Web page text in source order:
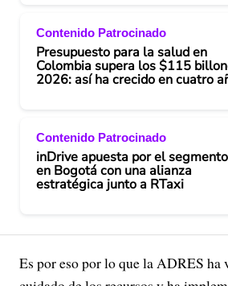
Contenido Patrocinado
Presupuesto para la salud en
Colombia supera los $115
2026: así ha crecido en cuatro
Contenido Patrocinado
inDrive apuesta por el
en Bogotá con una alianza
estratégica junto a RTaxi
Es por eso por lo que la ADRES ha